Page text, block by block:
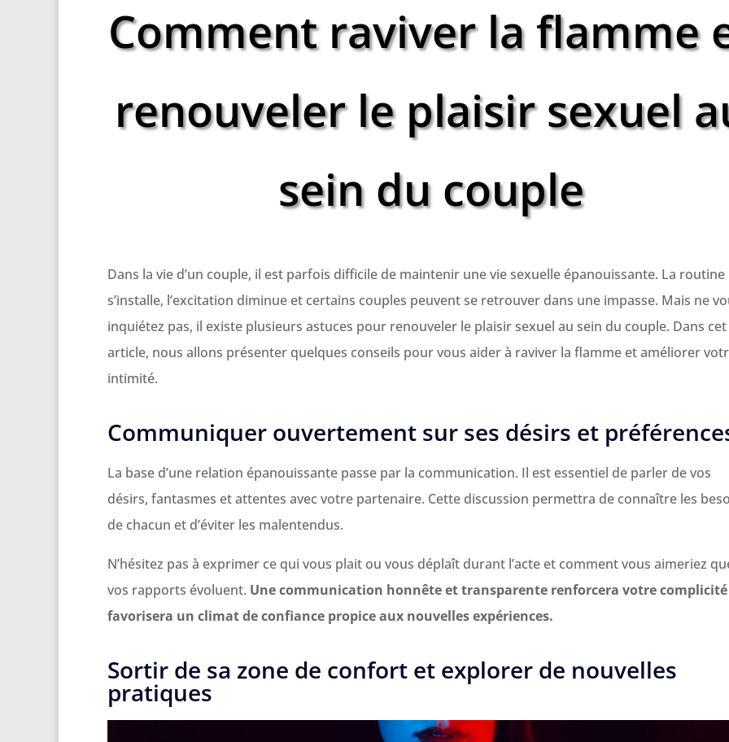
Comment raviver la flamme
renouveler le plaisir sexuel
sein du couple
Dans la vie d’un couple, il est parfois difficile de maintenir une vie sexuelle épanouissante. La routine
s’installe, l’excitation diminue et certains couples peuvent se retrouver dans une impasse. Mais ne
inquiétez pas, il existe plusieurs astuces pour renouveler le plaisir sexuel au sein du couple. Dans cet
article, nous allons présenter quelques conseils pour vous aider à raviver la flamme et améliorer
intimité.
Communiquer ouvertement sur ses désirs et
La base d’une relation épanouissante passe par la communication. Il est essentiel de parler de vos
désirs, fantasmes et attentes avec votre partenaire. Cette discussion permettra de connaître les
de chacun et d’éviter les malentendus.
N’hésitez pas à exprimer ce qui vous plait ou vous déplaît durant l’acte et comment vous aimeriez
vos rapports évoluent. Une communication honnête et transparente renforcera votre
favorisera un climat de confiance propice aux nouvelles expériences.
Sortir de sa zone de confort et explorer de nouvelles
pratiques